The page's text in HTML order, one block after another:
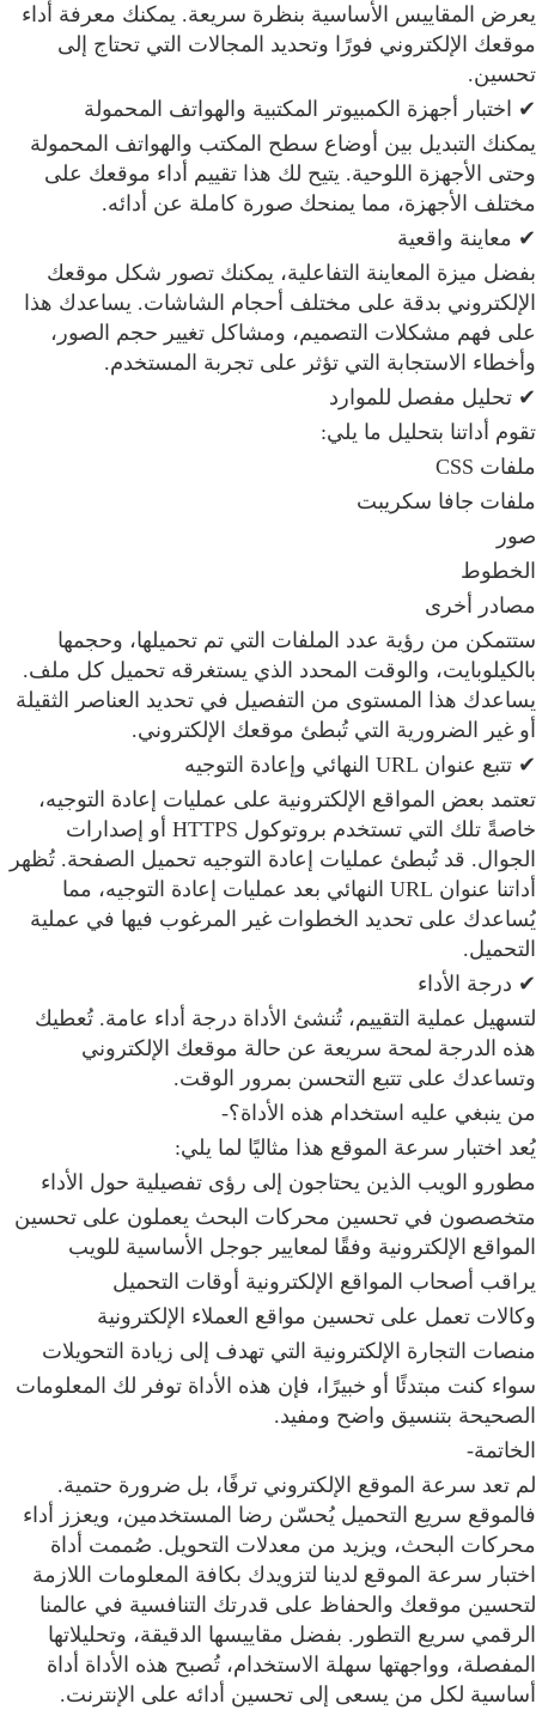
يعرض المقاييس الأساسية بنظرة سريعة. يمكنك معرفة أداء
موقعك الإلكتروني فورًا وتحديد المجالات التي تحتاج إلى
تحسين.
✔ اختبار أجهزة الكمبيوتر المكتبية والهواتف المحمولة
يمكنك التبديل بين أوضاع سطح المكتب والهواتف المحمولة
وحتى الأجهزة اللوحية. يتيح لك هذا تقييم أداء موقعك على
مختلف الأجهزة، مما يمنحك صورة كاملة عن أدائه.
✔ معاينة واقعية
بفضل ميزة المعاينة التفاعلية، يمكنك تصور شكل موقعك
الإلكتروني بدقة على مختلف أحجام الشاشات. يساعدك هذا
على فهم مشكلات التصميم، ومشاكل تغيير حجم الصور،
وأخطاء الاستجابة التي تؤثر على تجربة المستخدم.
✔ تحليل مفصل للموارد
تقوم أداتنا بتحليل ما يلي:
ملفات CSS
ملفات جافا سكريبت
صور
الخطوط
مصادر أخرى
ستتمكن من رؤية عدد الملفات التي تم تحميلها، وحجمها
بالكيلوبايت، والوقت المحدد الذي يستغرقه تحميل كل ملف.
يساعدك هذا المستوى من التفصيل في تحديد العناصر الثقيلة
أو غير الضرورية التي تُبطئ موقعك الإلكتروني.
✔ تتبع عنوان URL النهائي وإعادة التوجيه
تعتمد بعض المواقع الإلكترونية على عمليات إعادة التوجيه،
خاصةً تلك التي تستخدم بروتوكول HTTPS أو إصدارات
الجوال. قد تُبطئ عمليات إعادة التوجيه تحميل الصفحة. تُظهر
أداتنا عنوان URL النهائي بعد عمليات إعادة التوجيه، مما
يُساعدك على تحديد الخطوات غير المرغوب فيها في عملية
التحميل.
✔ درجة الأداء
لتسهيل عملية التقييم، تُنشئ الأداة درجة أداء عامة. تُعطيك
هذه الدرجة لمحة سريعة عن حالة موقعك الإلكتروني
وتساعدك على تتبع التحسن بمرور الوقت.
من ينبغي عليه استخدام هذه الأداة؟-
يُعد اختبار سرعة الموقع هذا مثاليًا لما يلي:
مطورو الويب الذين يحتاجون إلى رؤى تفصيلية حول الأداء
متخصصون في تحسين محركات البحث يعملون على تحسين
المواقع الإلكترونية وفقًا لمعايير جوجل الأساسية للويب
يراقب أصحاب المواقع الإلكترونية أوقات التحميل
وكالات تعمل على تحسين مواقع العملاء الإلكترونية
منصات التجارة الإلكترونية التي تهدف إلى زيادة التحويلات
سواء كنت مبتدئًا أو خبيرًا، فإن هذه الأداة توفر لك المعلومات
الصحيحة بتنسيق واضح ومفيد.
الخاتمة-
لم تعد سرعة الموقع الإلكتروني ترفًا، بل ضرورة حتمية.
فالموقع سريع التحميل يُحسّن رضا المستخدمين، ويعزز أداء
محركات البحث، ويزيد من معدلات التحويل. صُممت أداة
اختبار سرعة الموقع لدينا لتزويدك بكافة المعلومات اللازمة
لتحسين موقعك والحفاظ على قدرتك التنافسية في عالمنا
الرقمي سريع التطور. بفضل مقاييسها الدقيقة، وتحليلاتها
المفصلة، وواجهتها سهلة الاستخدام، تُصبح هذه الأداة أداة
أساسية لكل من يسعى إلى تحسين أدائه على الإنترنت.